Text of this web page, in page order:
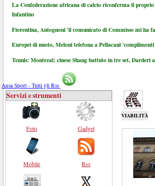
La Confederazione africana di calcio riconferma il proprio
Infantino
Fiorentina, Antognoni 'il comunicato di Commisso mi ha
Europei di nuoto, Meloni telefona a Pellacani
Tennis: Montreal; cinese Shang battuto in tre set, Darderi
Ansa Sport - Tutti gli Rss
VIABILITÀ
Servizi e strumenti
Foto
Mobile
Gadget
Rss